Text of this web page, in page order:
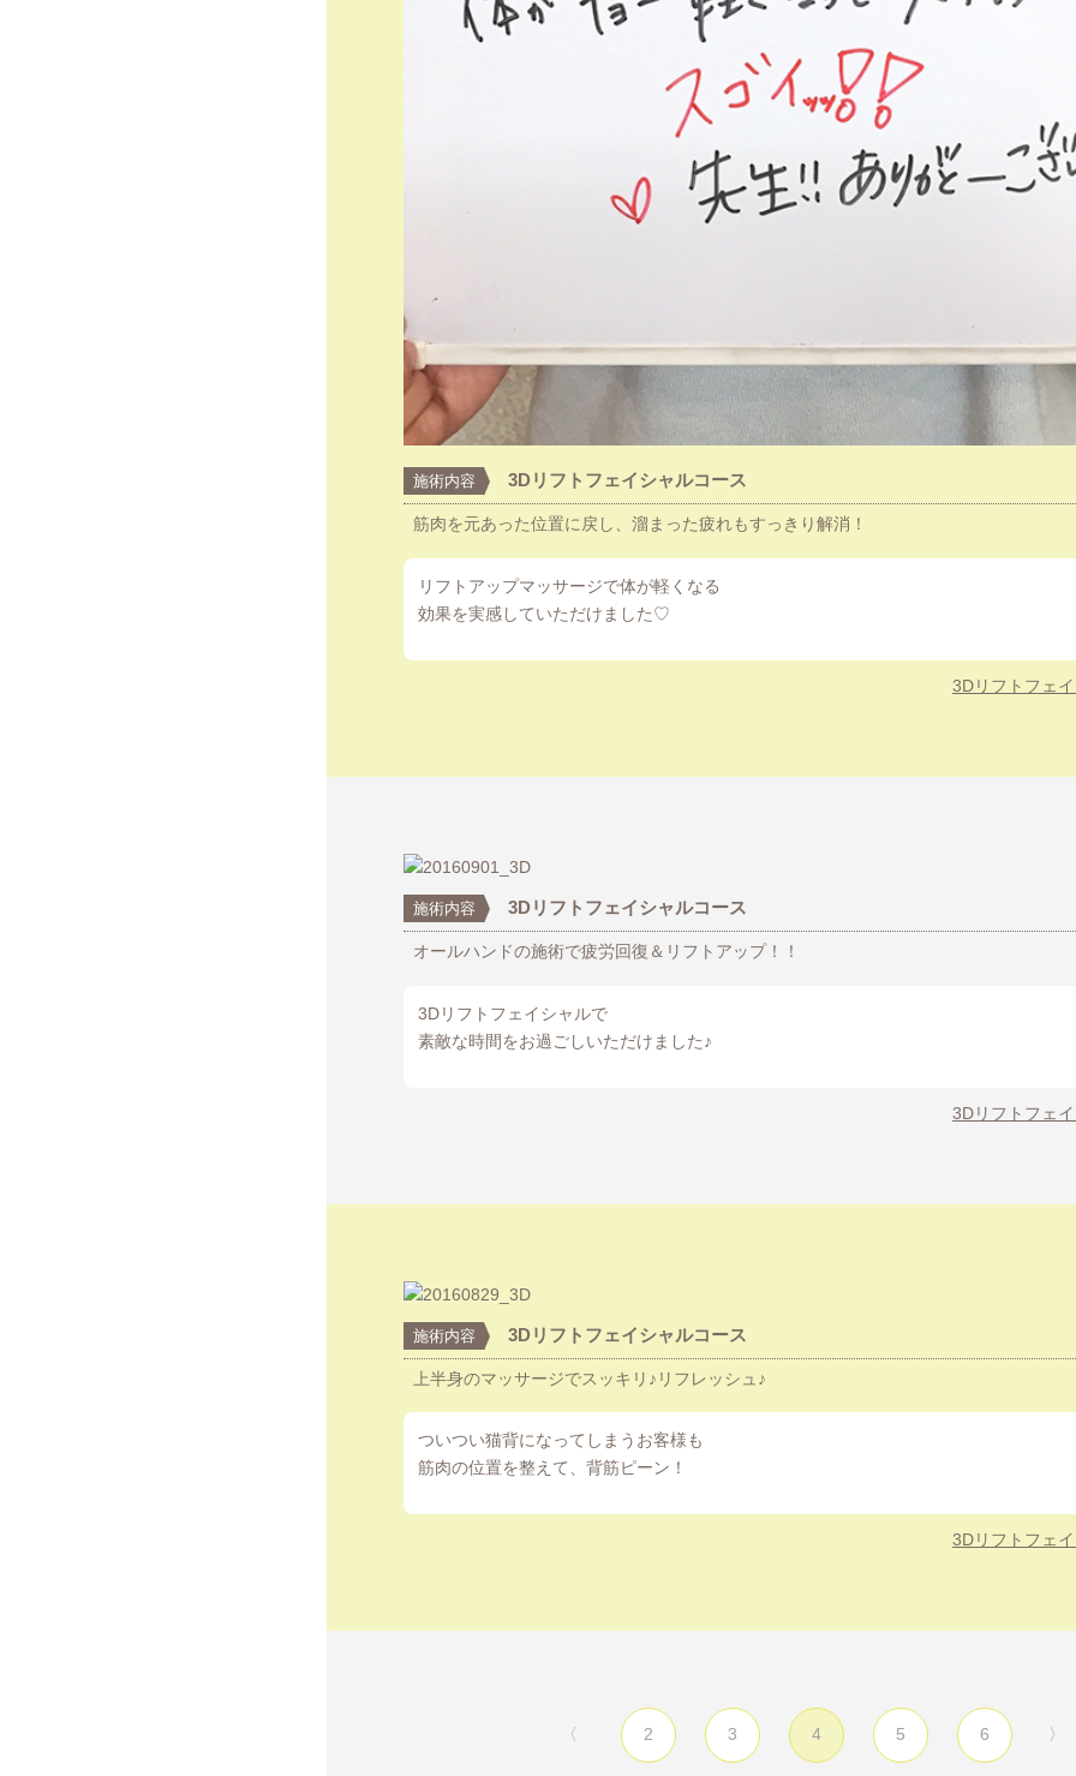
施術内容 3Dリフトフェイシャルコース
筋肉を元あった位置に戻し、溜まった疲れもすっきり解消！
リフトアップマッサージで体が軽くなる
効果を実感していただけました♡
3Dリフトフェ
施術内容 3Dリフトフェイシャルコース
オールハンドの施術で疲労回復＆リフトアップ！！
3Dリフトフェイシャルで
素敵な時間をお過ごしいただけました♪
3Dリフトフェ
施術内容 3Dリフトフェイシャルコース
上半身のマッサージでスッキリ♪リフレッシュ♪
ついつい猫背になってしまうお客様も
筋肉の位置を整えて、背筋ピーン！
3Dリフトフェ
〈 2 3 4 5 6 〉